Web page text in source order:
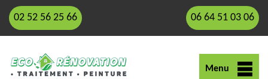
02 52 56 25 66 06 64 51 03 06
Menu